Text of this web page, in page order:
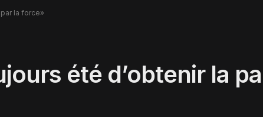
la force»
été d’obtenir la